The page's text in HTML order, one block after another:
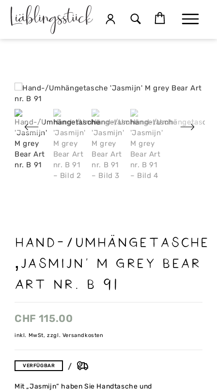
Hand-/Umhängetasche
‚Jasmijn‘ M grey Bear
Art nr. B 91
CHF 115.00
inkl. MwSt, zzgl. Versandkosten
VERFÜGBAR
Mit „Jasmijn“ haben Sie Handtasche und